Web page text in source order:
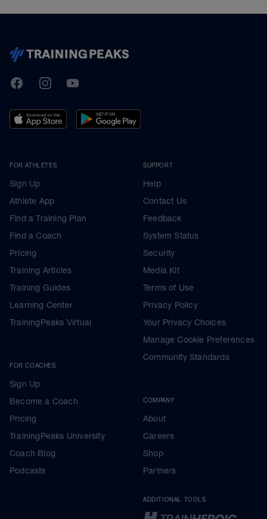
TrainingPeaks
FacebookInstagramYoutube
FOR ATHLETES
Sign Up
Athlete App
Find a Training Plan
Find a Coach
Pricing
Training Articles
Training Guides
Learning Center
TrainingPeaks Virtual
FOR COACHES
Sign Up
Become a Coach
Pricing
TrainingPeaks University
Coach Blog
Podcasts
SUPPORT
Help
Contact Us
Feedback
System Status
Security
Media Kit
Terms of Use
Privacy Policy
Your Privacy Choices
Manage Cookie Preferences
Community Standards
COMPANY
About
Careers
Shop
Partners
ADDITIONAL TOOLS